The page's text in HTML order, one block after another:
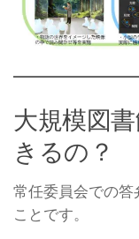
大規模図
きるの？
常任委員会での
ことです。